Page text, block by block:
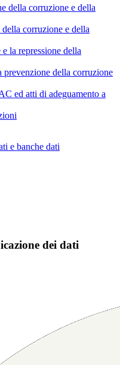
della corruzione e della
corruzione e della
la repressione della
prevenzione della corruzione
ed atti di adeguamento a
e banche dati
dei dati